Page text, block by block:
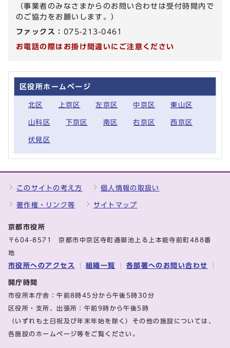
（事業者のみなさまからのお問い合わせは受付時間内で
のご協力をお願いします。）
ファックス： 075-213-0461
お電話の際はお掛け間違いにご注意ください
区役所ホームページ
北区 上京区 左京区 中京区 東山区
山科区 下京区 南区 右京区 西京区
伏見区
このサイトの考え方 個人情報の取扱い
著作権・リンク等 サイトマップ
京都市役所
〒604-8571 京都市中京区寺町通御池上る上本能寺前町488番
地
市役所へのアクセス 組織一覧 各部署へのお問い合わせ
開庁時間
市役所本庁舎：午前8時45分から午後5時30分
区役所・支所、出張所：午前9時から午後5時
（いずれも土日祝及び年末年始を除く）その他の施設については、
各施設のホームページ等をご覧ください。